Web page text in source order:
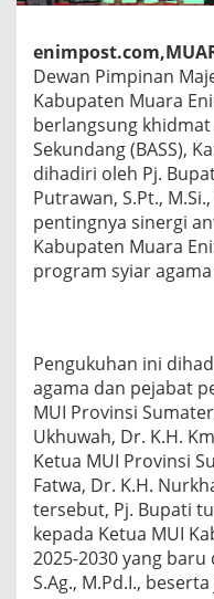
Dewan Pimpinan
Kabupaten Muara
berlangsung khidmat
Sekundang (BASS),
dihadiri oleh Pj.
Putrawan, S.Pt.,
pentingnya sinergi
Kabupaten Muara
program syiar
Pengukuhan ini
agama dan pejabat
MUI Provinsi
Ukhuwah, Dr. K.H.
Ketua MUI Provinsi
Fatwa, Dr. K.H.
tersebut, Pj. Bupati
kepada Ketua MUI
2025-2030 yang baru
S.Ag., M.Pd.I.,